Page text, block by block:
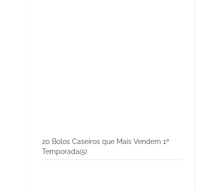
20 Bolos Caseiros que Mais Vendem 1ª
Temporada(5)